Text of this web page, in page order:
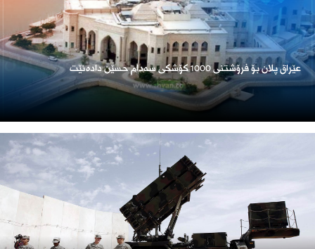
عێراق پلان بۆ فرۆشتنی 1000 کۆشکی سەدام حسێن دادەنێت